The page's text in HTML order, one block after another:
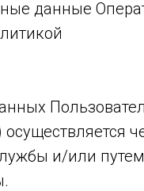
данные
и/или